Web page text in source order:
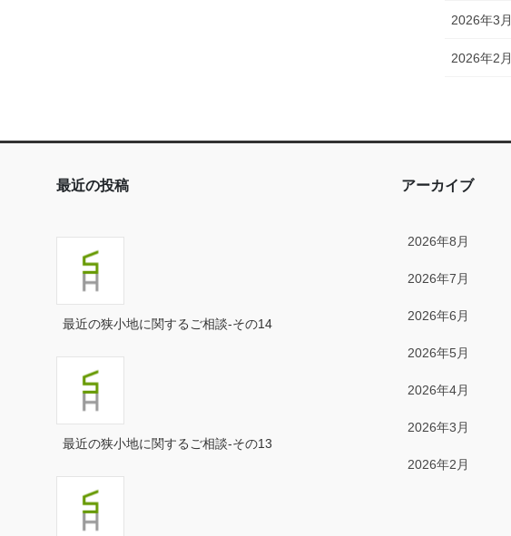
2026年3月
2026年2月
2025年9月
2025年8月
2025年7月
2025年6月
2025年5月
最近の投稿
最近の狭小地に関するご相談-その14
最近の狭小地に関するご相談-その13
アーカイブ
2026年8月
2026年7月
2026年6月
2026年5月
2026年4月
2026年3月
2026年2月